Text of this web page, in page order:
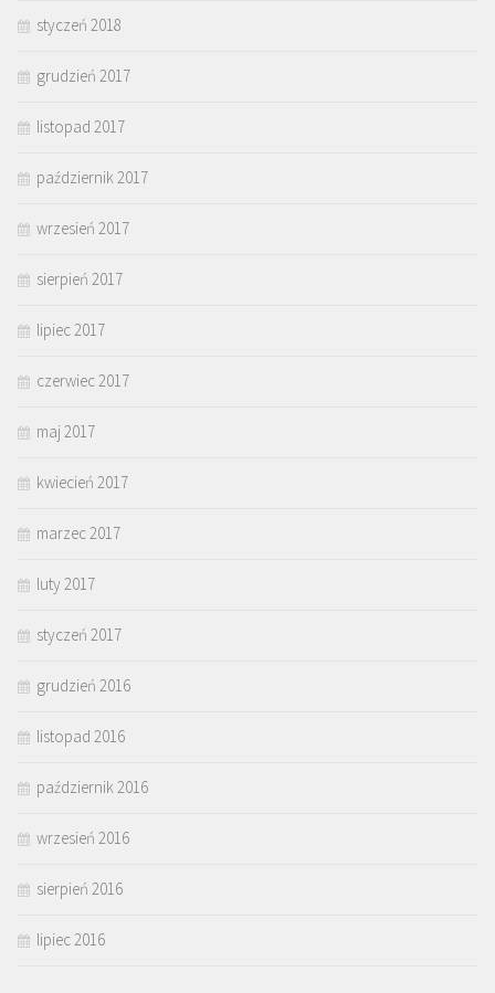
styczeń 2018
grudzień 2017
listopad 2017
październik 2017
wrzesień 2017
sierpień 2017
lipiec 2017
czerwiec 2017
maj 2017
kwiecień 2017
marzec 2017
luty 2017
styczeń 2017
grudzień 2016
listopad 2016
październik 2016
wrzesień 2016
sierpień 2016
lipiec 2016